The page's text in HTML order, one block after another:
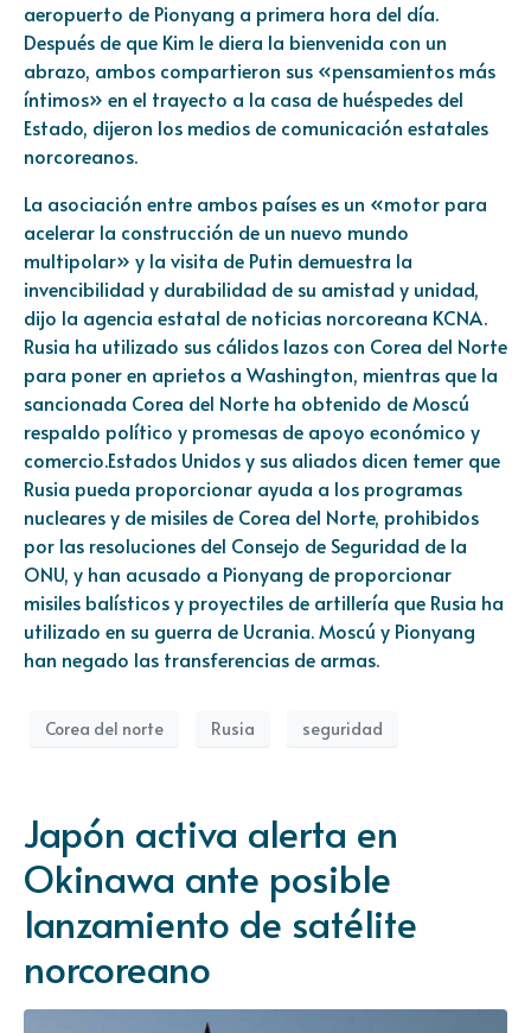
aeropuerto de Pionyang a primera hora del día.
Después de que Kim le diera la bienvenida con un
abrazo, ambos compartieron sus «pensamientos más
íntimos» en el trayecto a la casa de huéspedes del
Estado, dijeron los medios de comunicación estatales
norcoreanos.
La asociación entre ambos países es un «motor para
acelerar la construcción de un nuevo mundo
multipolar» y la visita de Putin demuestra la
invencibilidad y durabilidad de su amistad y unidad,
dijo la agencia estatal de noticias norcoreana KCNA.
Rusia ha utilizado sus cálidos lazos con Corea del Norte
para poner en aprietos a Washington, mientras que la
sancionada Corea del Norte ha obtenido de Moscú
respaldo político y promesas de apoyo económico y
comercio.Estados Unidos y sus aliados dicen temer que
Rusia pueda proporcionar ayuda a los programas
nucleares y de misiles de Corea del Norte, prohibidos
por las resoluciones del Consejo de Seguridad de la
ONU, y han acusado a Pionyang de proporcionar
misiles balísticos y proyectiles de artillería que Rusia ha
utilizado en su guerra de Ucrania. Moscú y Pionyang
han negado las transferencias de armas.
Corea del norte Rusia seguridad
Japón activa alerta en
Okinawa ante posible
lanzamiento de satélite
norcoreano